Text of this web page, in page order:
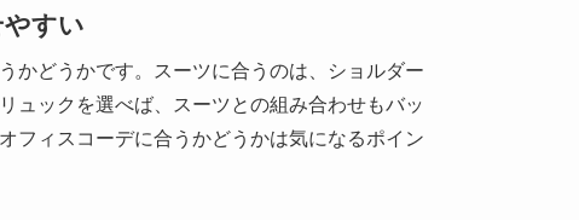
すい
かどうかです。スーツに合うのは、ショルダー
ュックを選べば、スーツとの組み合わせもバッ
フィスコーデに合うかどうかは気になるポイン